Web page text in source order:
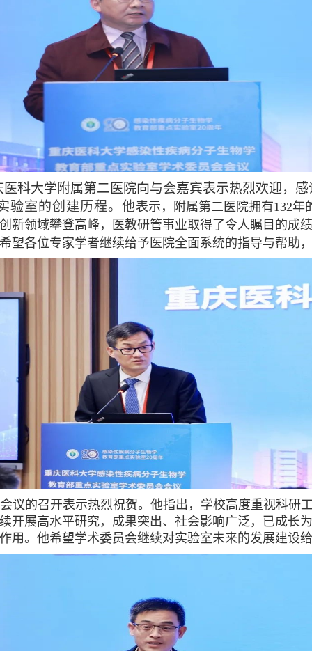
科大学附属第二医院向与会嘉宾表示热烈欢迎，
验室的创建历程。他表示，附属第二医院拥有132
新领域攀登高峰，医教研管事业取得了令人瞩目的
望各位专家学者继续给予医院全面系统的指导与帮
议的召开表示热烈祝贺。他指出，学校高度重视科
开展高水平研究，成果突出、社会影响广泛，已成
用。他希望学术委员会继续对实验室未来的发展建